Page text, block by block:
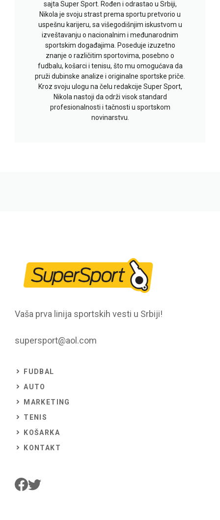
sajta Super Sport. Rođen i odrastao u Srbiji,
Nikola je svoju strast prema sportu pretvorio u
uspešnu karijeru, sa višegodišnjim iskustvom u
izveštavanju o nacionalnim i međunarodnim
sportskim događajima. Poseduje izuzetno
znanje o različitim sportovima, posebno o
fudbalu, košarci i tenisu, što mu omogućava da
pruži dubinske analize i originalne sportske priče.
Kroz svoju ulogu na čelu redakcije Super Sport,
Nikola nastoji da održi visok standard
profesionalnosti i tačnosti u sportskom
novinarstvu.
Vaša prva linija sportskih vesti u Srbiji!
supersport@aol.com
FUDBAL
AUTO
MARKETING
TENIS
KOŠARKA
KONTAKT